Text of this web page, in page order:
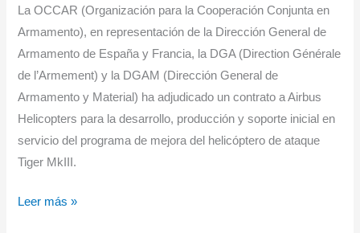
La OCCAR (Organización para la Cooperación Conjunta en
Armamento), en representación de la Dirección General de
Armamento de España y Francia, la DGA (Direction Générale
de l’Armement) y la DGAM (Dirección General de
Armamento y Material) ha adjudicado un contrato a Airbus
Helicopters para la desarrollo, producción y soporte inicial en
servicio del programa de mejora del helicóptero de ataque
Tiger MkIII.
Francia
Leer más »